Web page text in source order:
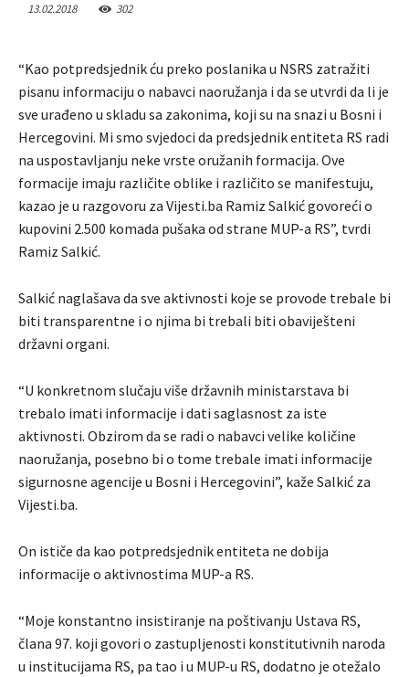
13.02.2018 302
“Kao potpredsjednik ću preko poslanika u NSRS zatražiti
pisanu informaciju o nabavci naoružanja i da se utvrdi da li je
sve urađeno u skladu sa zakonima, koji su na snazi u Bosni i
Hercegovini. Mi smo svjedoci da predsjednik entiteta RS radi
na uspostavljanju neke vrste oružanih formacija. Ove
formacije imaju različite oblike i različito se manifestuju,
kazao je u razgovoru za Vijesti.ba Ramiz Salkić govoreći o
kupovini 2.500 komada pušaka od strane MUP-a RS”, tvrdi
Ramiz Salkić.
Salkić naglašava da sve aktivnosti koje se provode trebale bi
biti transparentne i o njima bi trebali biti obaviješteni
državni organi.
“U konkretnom slučaju više državnih ministarstava bi
trebalo imati informacije i dati saglasnost za iste
aktivnosti. Obzirom da se radi o nabavci velike količine
naoružanja, posebno bi o tome trebale imati informacije
sigurnosne agencije u Bosni i Hercegovini”, kaže Salkić za
Vijesti.ba.
On ističe da kao potpredsjednik entiteta ne dobija
informacije o aktivnostima MUP-a RS.
“Moje konstantno insistiranje na poštivanju Ustava RS,
člana 97. koji govori o zastupljenosti konstitutivnih naroda
u institucijama RS, pa tao i u MUP-u RS, dodatno je otežalo